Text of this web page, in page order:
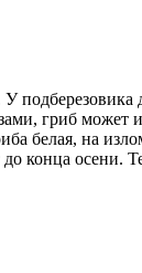
подберезовика
гриб
белая, на
до конца осени.